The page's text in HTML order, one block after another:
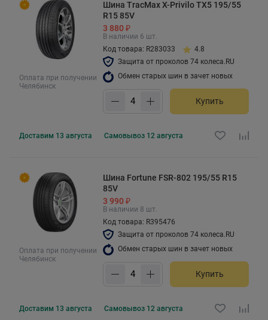
Оплата при получении
Челябинск
Шина TracMax X-Privilo TX5 195/55
R15 85V
3 880 ₽
В наличии 6 шт.
Код товара: R283033
4.8
Защита от проколов 74 колеса.RU
Обмен старых шин в зачет новых
Купить
Доставим 13 августа Самовывоз 12 августа
Оплата при получении
Челябинск
Шина Fortune FSR-802 195/55 R15
85V
3 990 ₽
В наличии 8 шт.
Код товара: R395476
Защита от проколов 74 колеса.RU
Обмен старых шин в зачет новых
Купить
Доставим 13 августа Самовывоз 12 августа